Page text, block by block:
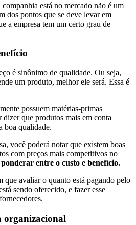
está no mercado não é um
dos pontos que se deve levar em
a empresa tem um certo grau de
é sinônimo de qualidade. Ou seja,
um produto, melhor ele será. Essa é
possuem matérias-primas
dizer que produtos mais em conta
boa qualidade.
você poderá notar que existem boas
com preços mais competitivos no
ponderar entre o custo e benefício.
que avaliar o quanto está pagando pelo
sendo oferecido, e fazer esse
organizacional